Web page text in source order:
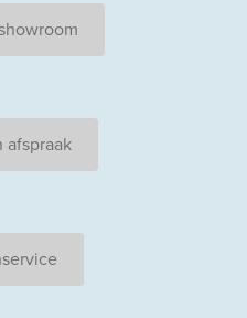
afspraak